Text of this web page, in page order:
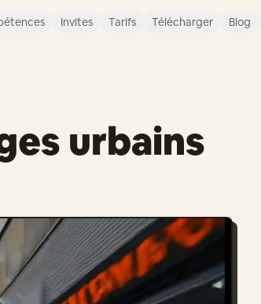
Invites Tarifs Télécharger Blog
urbains